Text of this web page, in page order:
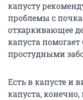
капусту
проблемы с
отхаркивающее
капуста
простудными
Есть в капусте и
капуста,